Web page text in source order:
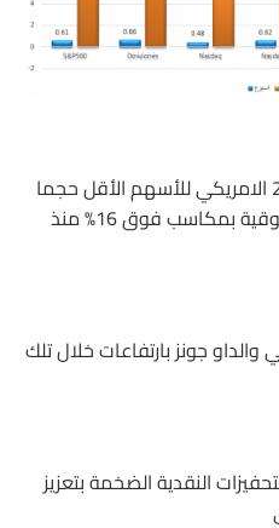
واستمر تميز مؤشر روسيل 2000 الامريكي للأسهم الأقل حجما
من تلك الكبيرة في قيمتها السوقية بمكاسب فوق 16% منذ
جونز بارتفاعات خلال تلك
النقدية الضخمة بتعزيز